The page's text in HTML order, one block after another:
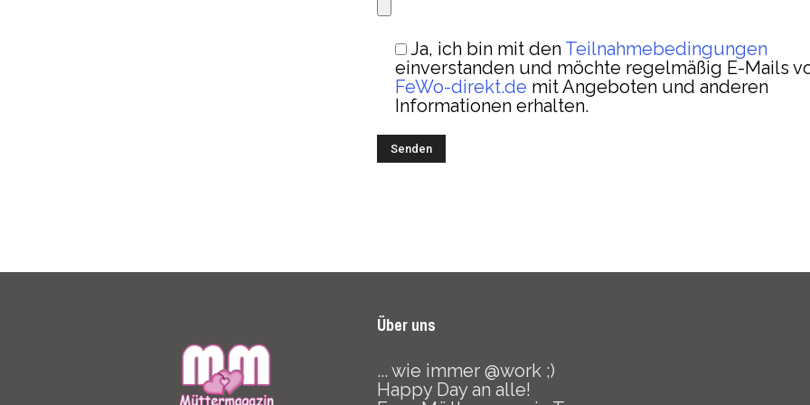
Ja, ich bin mit den Teilnahmebedingungen
einverstanden und möchte regelmäßig E-Mails
FeWo-direkt.de mit Angeboten und anderen
Informationen erhalten.
Über uns
... wie immer @work ;)
Happy Day an alle!